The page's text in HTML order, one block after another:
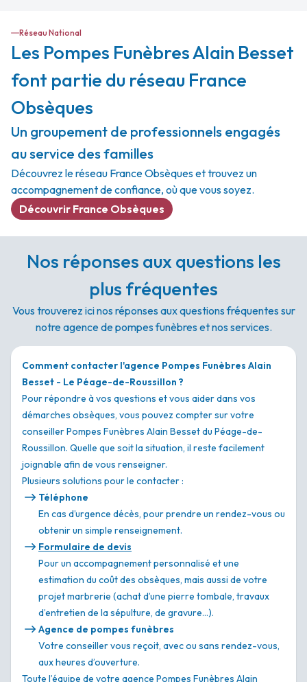
Réseau National
Les Pompes Funèbres Alain Besset
font partie du réseau France
Obsèques
Un groupement de professionnels engagés
au service des familles
Découvrez le réseau France Obsèques et trouvez un
accompagnement de confiance, où que vous soyez.
Découvrir France Obsèques
Nos réponses aux questions les
plus fréquentes
Vous trouverez ici nos réponses aux questions fréquentes sur
notre agence de pompes funèbres et nos services.
Comment contacter l'agence Pompes Funèbres Alain
Besset - Le Péage-de-Roussillon ?
Pour répondre à vos questions et vous aider dans vos
démarches obsèques, vous pouvez compter sur votre
conseiller Pompes Funèbres Alain Besset du Péage-de-
Roussillon. Quelle que soit la situation, il reste facilement
joignable afin de vous renseigner.
Plusieurs solutions pour le contacter :
Téléphone
En cas d’urgence décès, pour prendre un rendez-vous ou
obtenir un simple renseignement.
Formulaire de devis
Pour un accompagnement personnalisé et une
estimation du coût des obsèques, mais aussi de votre
projet marbrerie (achat d’une pierre tombale, travaux
d’entretien de la sépulture, de gravure…).
Agence de pompes funèbres
Votre conseiller vous reçoit, avec ou sans rendez-vous,
aux heures d’ouverture.
Toute l’équipe de votre agence Pompes Funèbres Alain